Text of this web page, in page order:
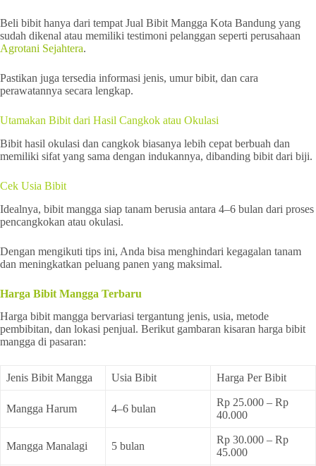
Beli bibit hanya dari tempat Jual Bibit Mangga Kota Bandung yang
sudah dikenal atau memiliki testimoni pelanggan seperti perusahaan
Agrotani Sejahtera.
Pastikan juga tersedia informasi jenis, umur bibit, dan cara
perawatannya secara lengkap.
Utamakan Bibit dari Hasil Cangkok atau Okulasi
Bibit hasil okulasi dan cangkok biasanya lebih cepat berbuah dan
memiliki sifat yang sama dengan indukannya, dibanding bibit dari biji.
Cek Usia Bibit
Idealnya, bibit mangga siap tanam berusia antara 4–6 bulan dari proses
pencangkokan atau okulasi.
Dengan mengikuti tips ini, Anda bisa menghindari kegagalan tanam
dan meningkatkan peluang panen yang maksimal.
Harga Bibit Mangga Terbaru
Harga bibit mangga bervariasi tergantung jenis, usia, metode
pembibitan, dan lokasi penjual. Berikut gambaran kisaran harga bibit
mangga di pasaran:
Jenis Bibit Mangga Usia Bibit Harga Per Bibit
Mangga Harum 4–6 bulan
Rp 25.000 – Rp
40.000
Mangga Manalagi 5 bulan
Rp 30.000 – Rp
45.000